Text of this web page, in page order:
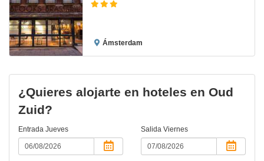
Ámsterdam
¿Quieres alojarte en hoteles en Oud
Zuid?
Entrada Jueves Salida Viernes